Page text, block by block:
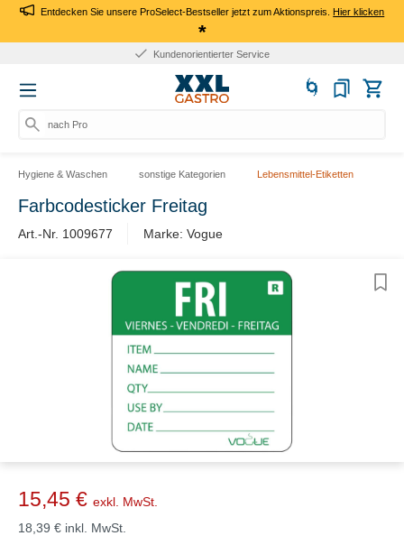
Entdecken Sie unsere ProSelect-Bestseller jetzt zum Aktionspreis.Hier klicken
*
Kundenorientierter Service
nach Prod
Hygiene & Waschen sonstige Kategorien Lebensmittel-Etiketten
Farbcodesticker Freitag
Art.-Nr. 1009677 Marke: Vogue
15,45 € exkl. MwSt.
18,39 € inkl. MwSt.